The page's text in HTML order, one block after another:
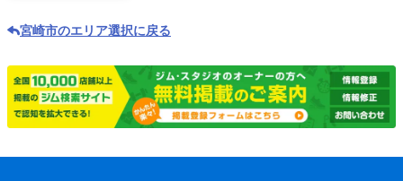
宮崎市のエリア選択に戻る